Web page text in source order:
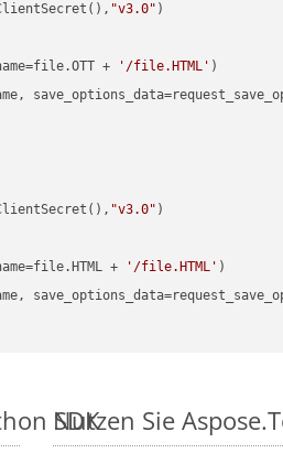
"v3.0" )
+ '/file.HTML'
"v3.0" )
+ '/file.HTML'
SDK
Nutzen Sie